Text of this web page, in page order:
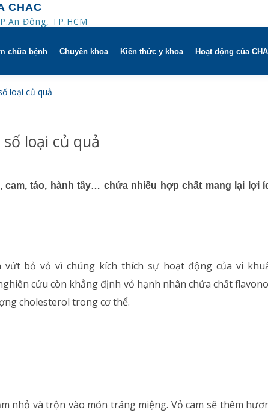
CHAC
Đông, TP.HCM
của người
chữa bệnh
CHAC
Chuyên khoa
Rối loạn giấc ngủ
Tim mạch
Rối loạn chuyển hóa
Tai – Mũi – Họng
Xét nghiệm
Kiến thức y khoa Hoạt động của
loại củ quả
loại củ quả
cam, táo, hành tây… chứa nhiều hợp chất mang lại lợi
bỏ vỏ vì chúng kích thích sự hoạt động của vi
cứu còn khẳng định vỏ hạnh nhân chứa chất
cholesterol trong cơ thể.
nhỏ và trộn vào món tráng miệng. Vỏ cam sẽ thêm